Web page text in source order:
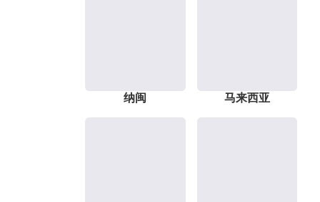
纳闽 马来西亚